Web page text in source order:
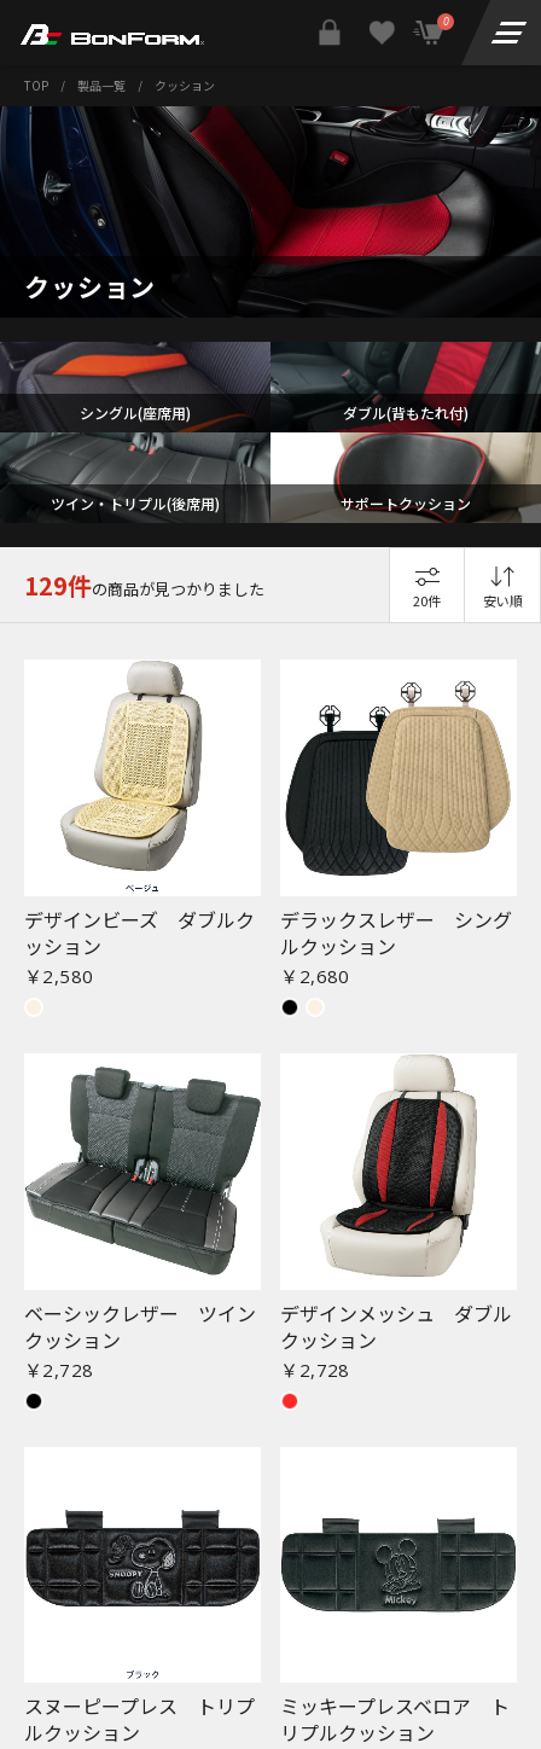
0
TOP / 製品一覧 / クッション
クッション
シングル(座席用) ダブル(背もたれ付)
ツイン・トリプル(後席用) サポートクッション
129件の商品が見つかりました
20件 安い順
デザインビーズ ダブルク
ッション
￥2,580
デラックスレザー シング
ルクッション
￥2,680
ベーシックレザー ツイン
クッション
￥2,728
デザインメッシュ ダブル
クッション
￥2,728
スヌーピープレス トリプ
ルクッション
ミッキープレスベロア ト
リプルクッション